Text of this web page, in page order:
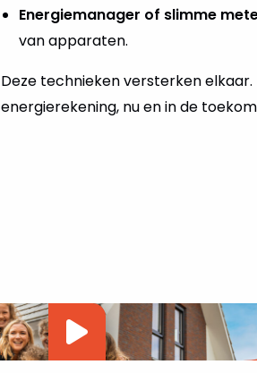
Energiemanager of slimme
van apparaten.
Deze technieken versterken
energierekening, nu en in de
Video